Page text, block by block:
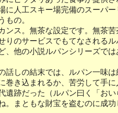
に人工スキー場完備のスーパ
もの。
ンス。無茶な設定です。無茶
りのサービスでもてなされる
、他の小説ルパンシリーズで
話しの結末では、ルパン一味
巻き込まれるか、苦労して手
遺跡だった（ルパン曰く「お
。まともな財宝を盗むのに成